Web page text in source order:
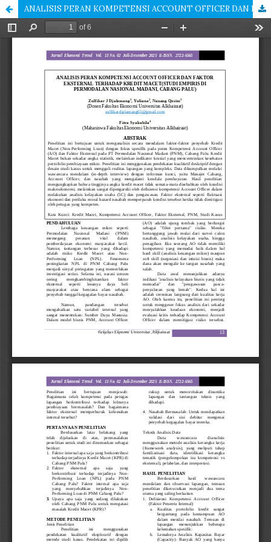
ANALISIS PERAN KOMPETENSI ACCOUNT OFFICER DAN FAKTOR EKSTERNAL TERHADAP KREDIT MACET (STUDI EMPIRIS DI PERMODALAN NASIONAL MADANI, CABANG PALU)